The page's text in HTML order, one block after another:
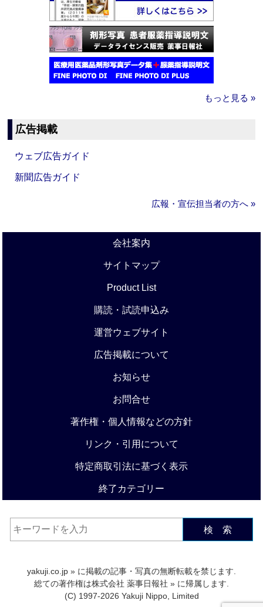
もっと見る »
広告掲載
ウェブ広告ガイド
新聞広告ガイド
広報・宣伝担当者の方へ »
会社案内
サイトマップ
Product List
購読・試読申込み
運営ウェブサイト
広告掲載について
お知らせ
お問合せ
著作権・個人情報などの方針
リンク・引用について
特定商取引法に基づく表示
終了カテゴリー
検 索
yakuji.co.jp » に掲載の記事・写真の無断転載を禁じます.
総ての著作権は株式会社 薬事日報社 » に帰属します.
(C) 1997-2026 Yakuji Nippo, Limited